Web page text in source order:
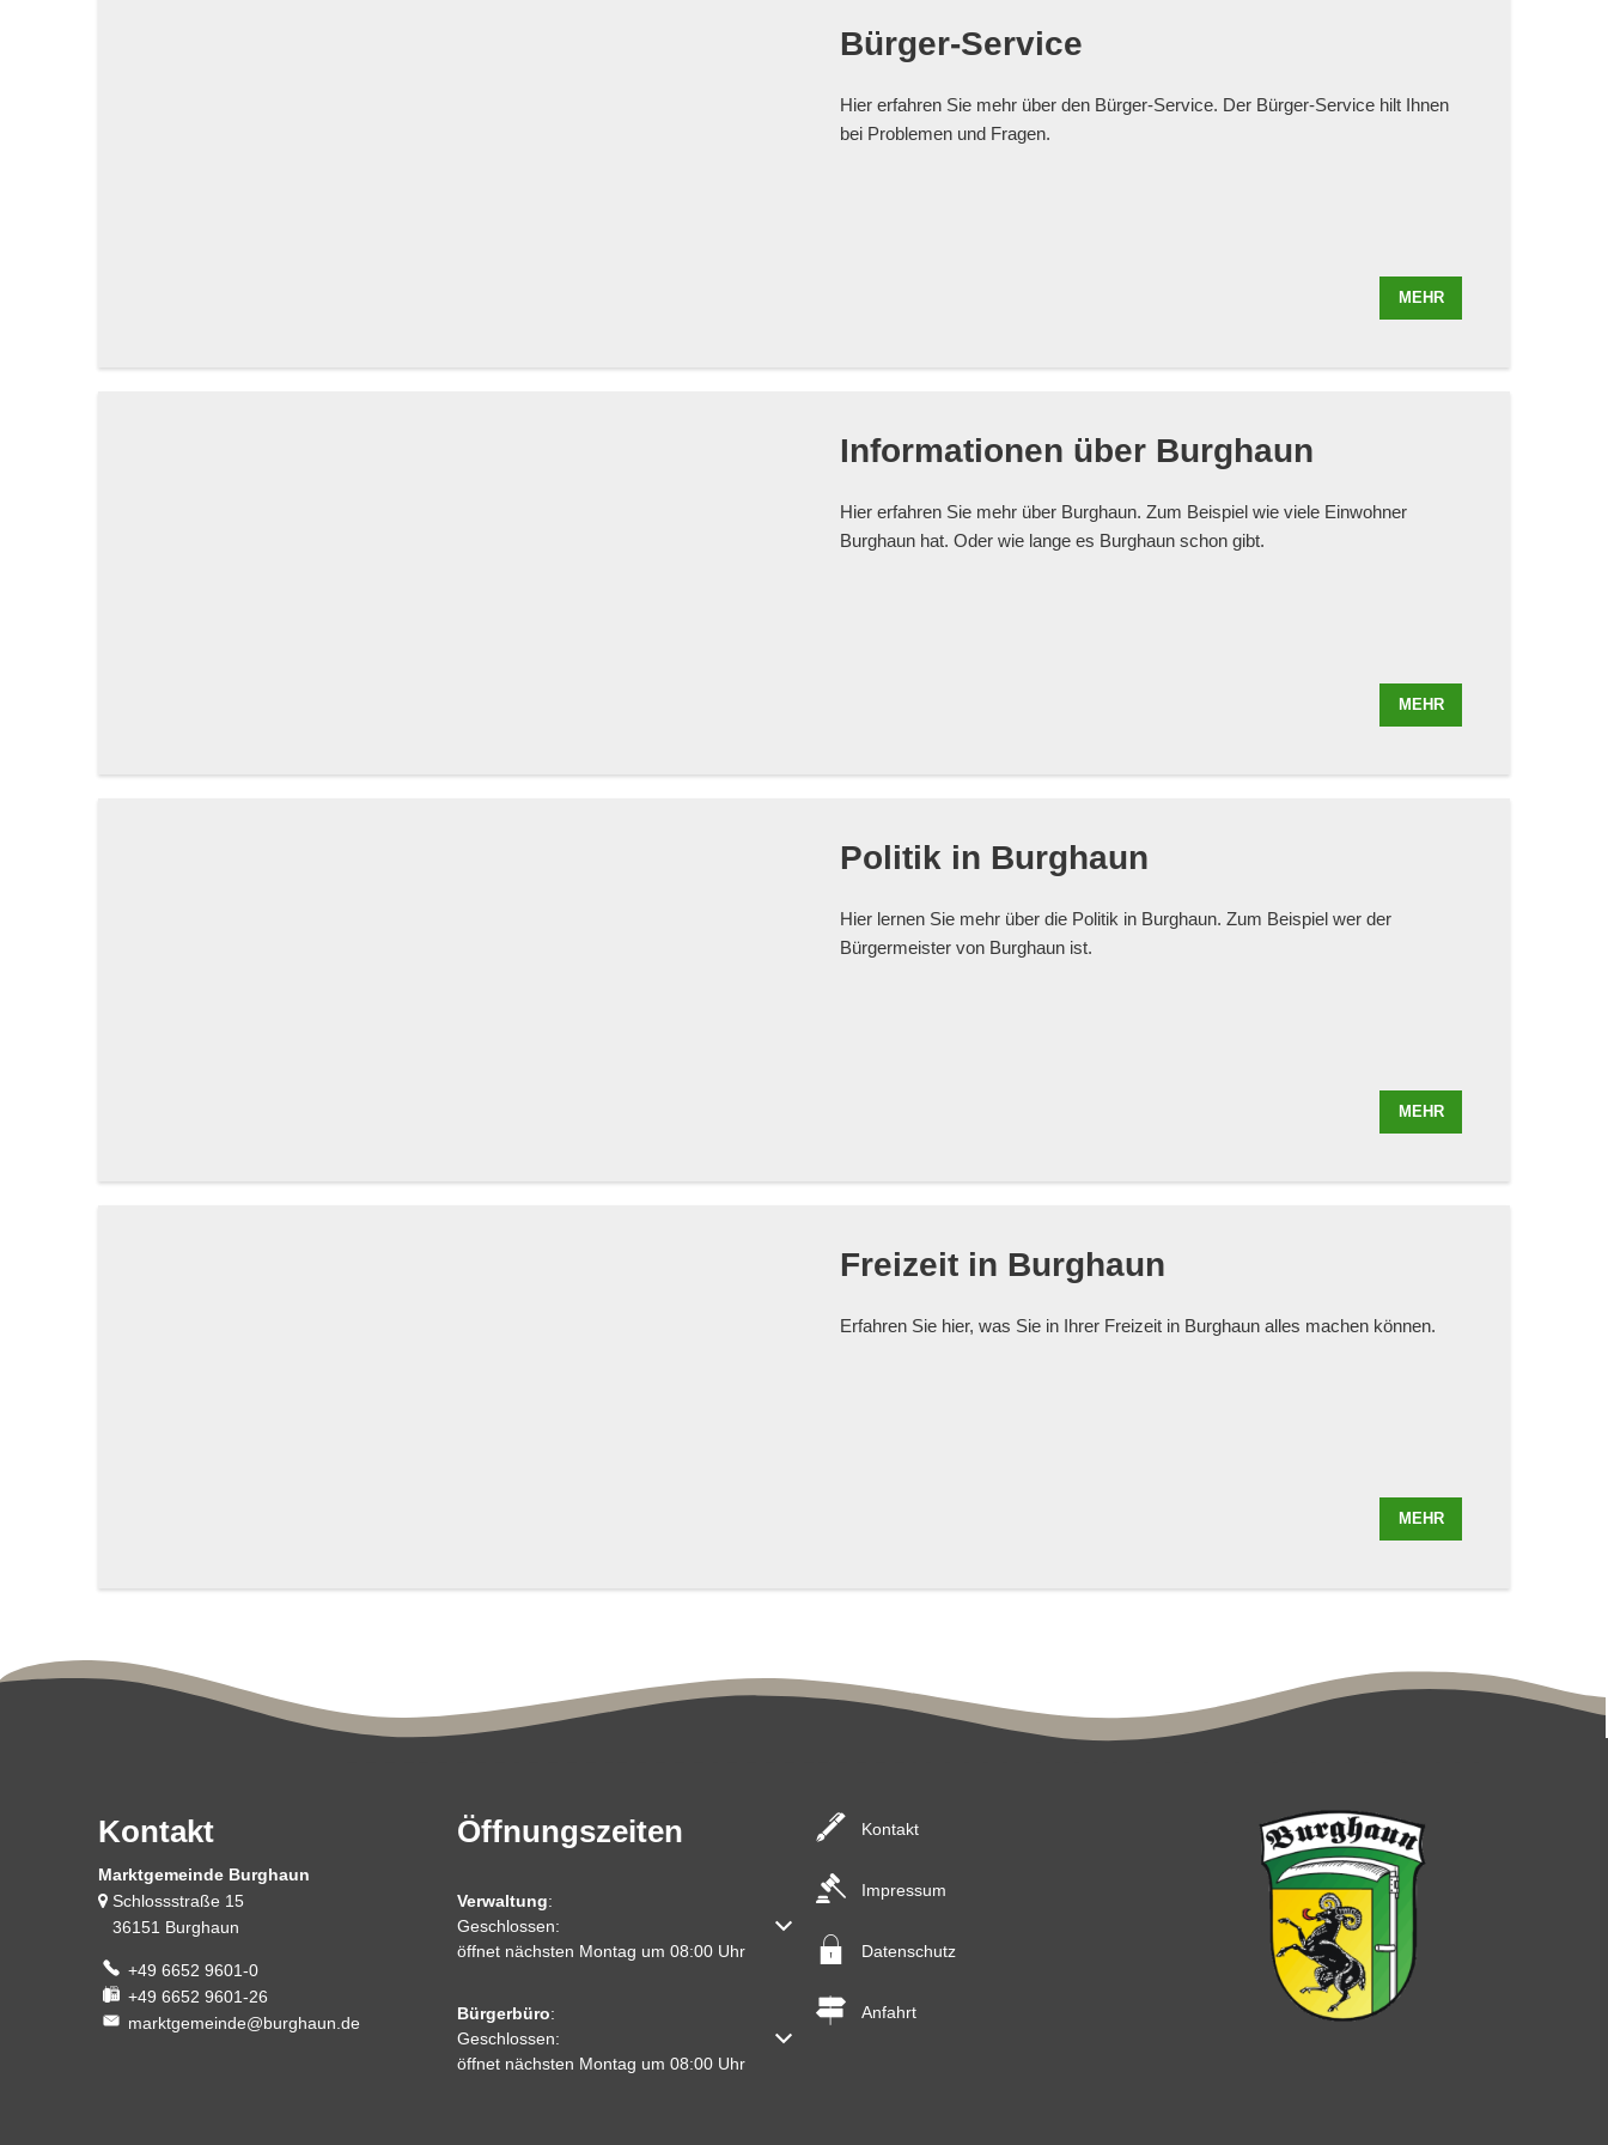
Bürger-Service
Hier erfahren Sie mehr über den Bürger-Service. Der Bürger-Service hilt Ihnen
bei Problemen und Fragen.
MEHR
Informationen über Burghaun
Hier erfahren Sie mehr über Burghaun. Zum Beispiel wie viele Einwohner
Burghaun hat. Oder wie lange es Burghaun schon gibt.
MEHR
Politik in Burghaun
Hier lernen Sie mehr über die Politik in Burghaun. Zum Beispiel wer der
Bürgermeister von Burghaun ist.
MEHR
Freizeit in Burghaun
Erfahren Sie hier, was Sie in Ihrer Freizeit in Burghaun alles machen können.
MEHR
Kontakt
Marktgemeinde Burghaun
Schlossstraße 15
36151 Burghaun
+49 6652 9601-0
+49 6652 9601-26
marktgemeinde@burghaun.de
Öffnungszeiten
Verwaltung:
Klicken, um weitere Öffnungs- oder Schließzeiten auszublenden
Geschlossen:
öffnet nächsten Montag um 08:00 Uhr
Bürgerbüro:
Klicken, um weitere Öffnungs- oder Schließzeiten auszublenden
Geschlossen:
öffnet nächsten Montag um 08:00 Uhr
Kontakt
Impressum
Datenschutz
Anfahrt